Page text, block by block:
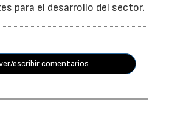
para el desarrollo del sector.
escribir comentarios